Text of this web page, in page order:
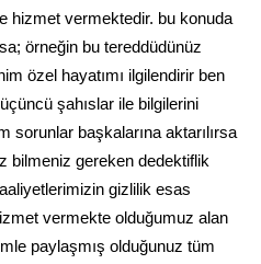
hizmet vermektedir. bu konuda
örneğin bu tereddüdünüz
özel hayatımı ilgilendirir ben
şahıslar ile bilgilerini
sorunlar başkalarına aktarılırsa
bilmeniz gereken dedektiflik
gizlilik esas
vermekte olduğumuz alan
paylaşmış olduğunuz tüm